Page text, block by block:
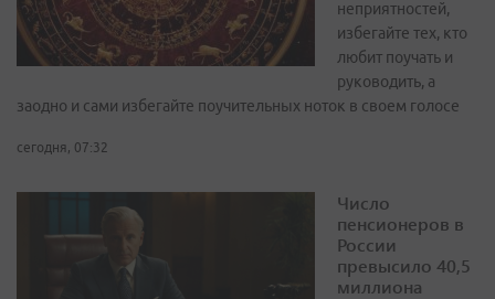
неприятностей,
избегайте тех, кто
любит поучать и
руководить, а
заодно и сами избегайте поучительных ноток в своем голосе
сегодня, 07:32
Число
пенсионеров в
России
превысило 40,5
миллиона